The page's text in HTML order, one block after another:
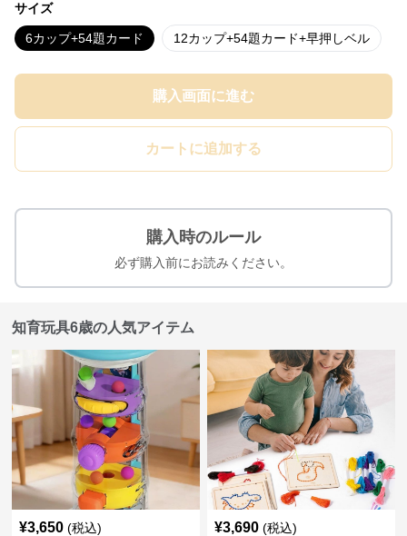
サイズ
6カップ+54題カード 12カップ+54題カード+早押しベル
購入画面に進む
カートに追加する
購入時のルール
必ず購入前にお読みください。
知育玩具6歳の人気アイテム
¥3,650 (税込) ¥3,690 (税込)